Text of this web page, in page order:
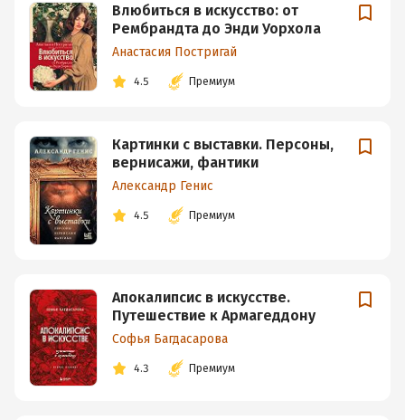
Влюбиться в искусство: от
Рембрандта до Энди Уорхола
Анастасия Постригай
4.5 Премиум
Картинки с выставки. Персоны,
вернисажи, фантики
Александр Генис
4.5 Премиум
Апокалипсис в искусстве.
Путешествие к Армагеддону
Софья Багдасарова
4.3 Премиум